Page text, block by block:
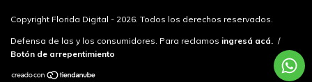
Copyright Florida Digital - 2026. Todos los derechos reservados.
Defensa de las y los consumidores. Para reclamos ingresá acá. /
Botón de arrepentimiento